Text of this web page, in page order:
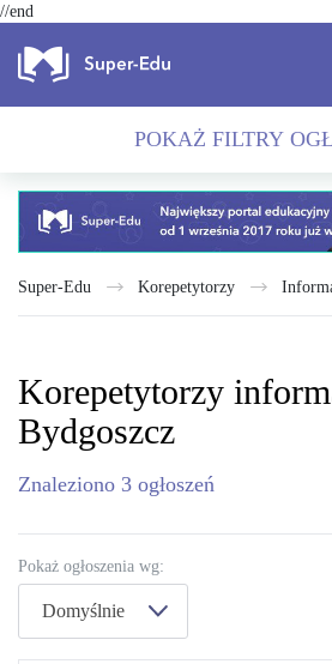
//end
POKAŻ FILTRY
Super-Edu Korepetytorzy
Korepetytorzy
Bydgoszcz
Znaleziono 3 ogłoszeń
Pokaż ogłoszenia wg:
Domyślnie